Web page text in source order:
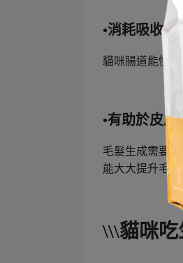
•消耗吸收變
貓咪腸道能快
•有助於皮膚
毛髮生成需要
能大大提升毛髮
\\\貓咪